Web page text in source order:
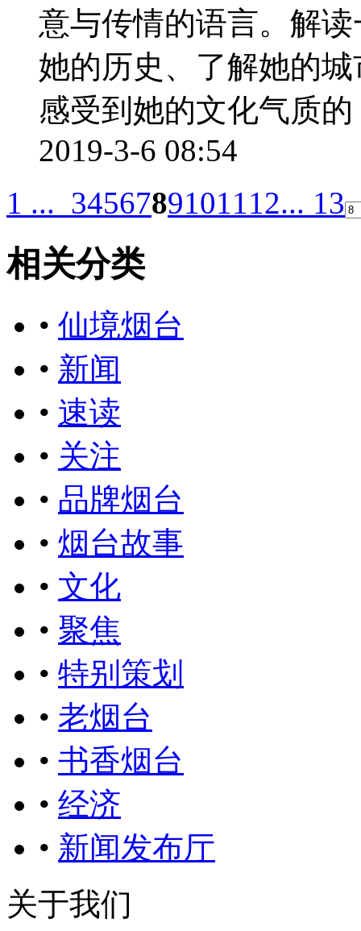
意与传情的语言。解
她的历史、了解她的
感受到她的文化气质
2019-3-6 08:54
1 ... 3456789101112... 13
相关分类
• 仙境烟台
• 新闻
• 速读
• 关注
• 品牌烟台
• 烟台故事
• 文化
• 聚焦
• 特别策划
• 老烟台
• 书香烟台
• 经济
• 新闻发布厅
关于我们